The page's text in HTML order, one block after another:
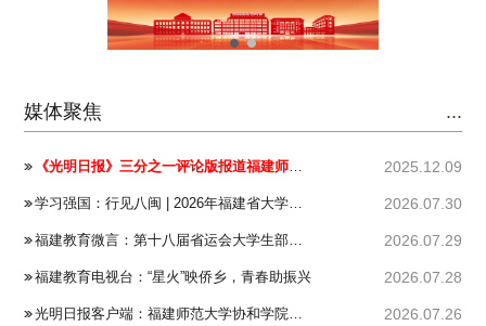
媒体聚焦 ...
《光明日报》三分之一评论版报道福建师范大学协和学院：坚持立德树人 构建应用型人才培养育人共同体 2025.12.09
学习强国：行见八闽 | 2026年福建省大学生暑期社会实践示范实践队（湖北站）赴鄂开展沉浸式研学 2026.07.30
福建教育微言：第十八届省运会大学生部篮球比赛圆满举行 2026.07.29
福建教育电视台：“星火”映侨乡，青春助振兴 2026.07.28
光明日报客户端：福建师范大学协和学院：在红土地上开讲“行走的思政课” 2026.07.26